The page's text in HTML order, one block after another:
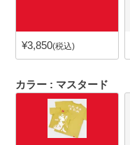
¥3,850 税込
カラー マスタード